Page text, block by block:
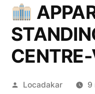
Publié
Locadakar 9